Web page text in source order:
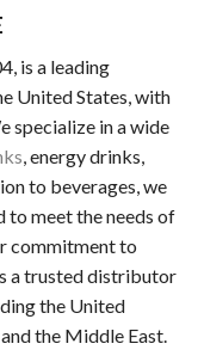
is a leading
United States, with
specialize in a wide
, energy drinks,
to beverages, we
to meet the needs of
commitment to
a trusted distributor
the United
the Middle East.